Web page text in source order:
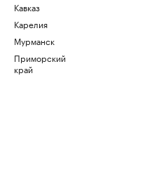
Кавказ
Карелия
Мурманск
Приморский
край